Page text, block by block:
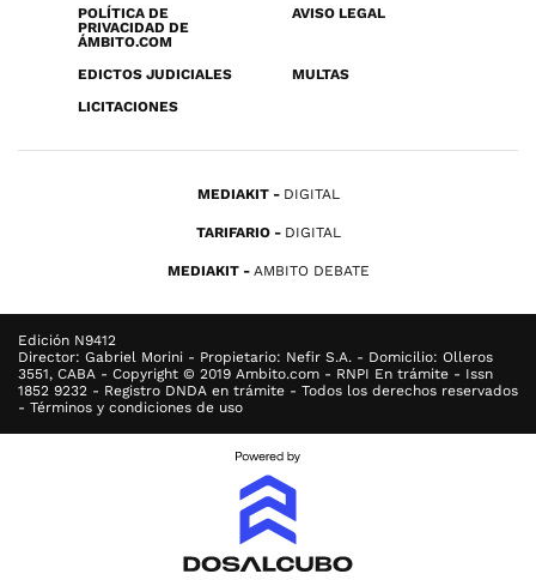
POLÍTICA DE
PRIVACIDAD DE
ÁMBITO.COM
AVISO LEGAL
EDICTOS JUDICIALES
MULTAS
LICITACIONES
MEDIAKIT DIGITAL
TARIFARIO DIGITAL
MEDIAKIT AMBITO DEBATE
Edición N9412
Director: Gabriel Morini - Propietario: Nefir S.A. - Domicilio: Olleros
3551, CABA - Copyright © 2019 Ambito.com - RNPI En trámite - Issn
1852 9232 - Registro DNDA en trámite - Todos los derechos reservados
- Términos y condiciones de uso